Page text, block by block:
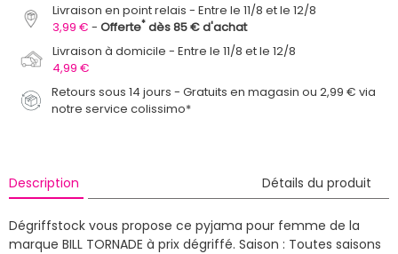
Livraison en point relais
Entre le 11/8 et le 12/8
3,99 €
Offerte* dès 85 € d'achat
Livraison à domicile
Entre le 11/8 et le 12/8
4,99 €
Retours sous 14 jours - Gratuits en magasin ou 2,99 € via
notre service colissimo*
Description Détails du produit
Dégriffstock vous propose ce pyjama pour femme de la
marque BILL TORNADE à prix dégriffé. Saison : Toutes saisons